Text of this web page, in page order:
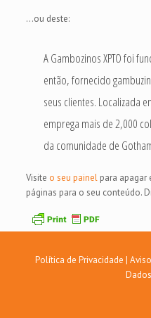
…ou deste:
A Gambozinos XPTO foi
então, fornecido
seus clientes. Localizada
emprega mais de 2,000
da comunidade de
Visite o seu painel para apagar
páginas para o seu conteúdo.
Política de Privacidade |